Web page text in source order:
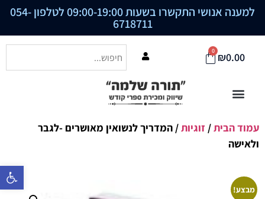
פתח סרגל
למענה אנושי התקשרו בשעות 09:00-19:00 לטלפון 054-
6718711
₪0.00
0
עמוד הבית/ זוגיות/ המדריך לנשואין מאושרים -לגבר
ולאישה
מבצע!